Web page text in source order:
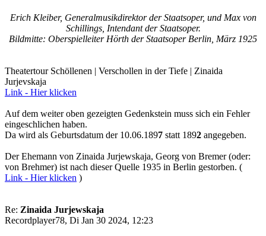
Erich Kleiber, Generalmusikdirektor der Staatsoper, und Max von
Schillings, Intendant der Staatsoper.
Bildmitte: Oberspielleiter Hörth der Staatsoper Berlin, März 1925
Theatertour Schöllenen | Verschollen in der Tiefe | Zinaida
Jurjevskaja
Link - Hier klicken
Auf dem weiter oben gezeigten Gedenkstein muss sich ein Fehler
eingeschlichen haben.
Da wird als Geburtsdatum der 10.06.1897 statt 1892 angegeben.
Der Ehemann von Zinaida Jurjewskaja, Georg von Bremer (oder:
von Brehmer) ist nach dieser Quelle 1935 in Berlin gestorben. (
Link - Hier klicken )
Re: Zinaida Jurjewskaja
Recordplayer78, Di Jan 30 2024, 12:23